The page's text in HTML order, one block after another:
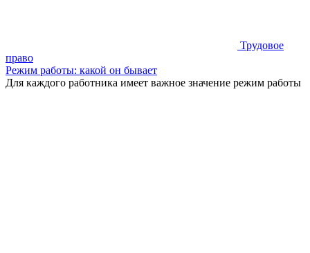
Трудовое
право
Режим работы: какой он бывает
Для каждого работника имеет важное значение режим работы